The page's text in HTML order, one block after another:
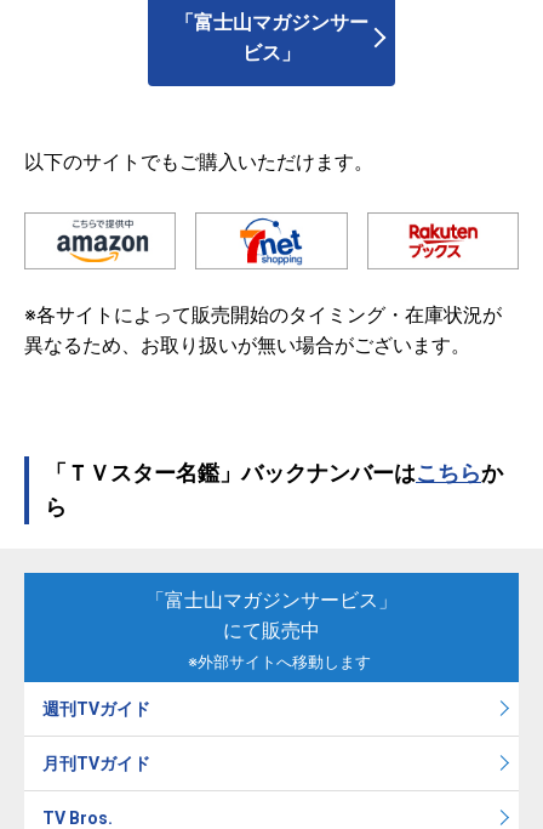
「富士山マガジンサー
ビス」
以下のサイトでもご購入いただけます。
※各サイトによって販売開始のタイミング・在庫状況が
異なるため、お取り扱いが無い場合がございます。
「ＴＶスター名鑑」バックナンバーはこちらか
ら
「富士山マガジンサービス」
にて販売中
※外部サイトへ移動します
週刊TVガイド
月刊TVガイド
TV Bros.